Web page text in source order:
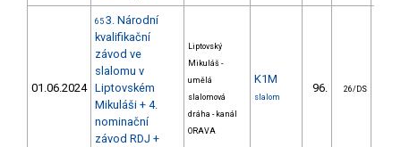
01.06.2024
65 3. Národní
kvalifikační
závod ve
slalomu v
Liptovském
Mikuláši + 4.
nominační
závod RDJ +
Liptovský
Mikuláš -
umělá
slalomová
dráha - kanál
ORAVA
K1M
slalom
96. 26/DS